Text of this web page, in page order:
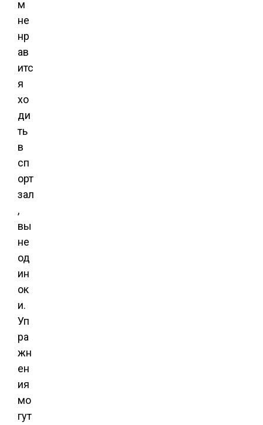
м
не
нр
ав
итс
я
хо
ди
ть
в
сп
орт
зал
,
вы
не
од
ин
ок
и.
Уп
ра
жн
ен
ия
мо
гут